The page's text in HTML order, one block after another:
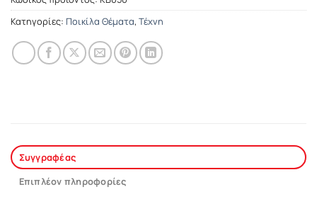
Κατηγορίες: Ποικίλα Θέματα, Τέχνη
Συγγραφέας
Επιπλέον πληροφορίες